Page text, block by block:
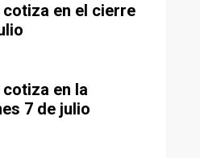
en el cierre
en la
7 de julio